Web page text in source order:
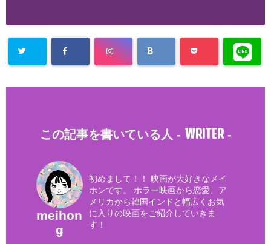
この記事を書いている人 - WRITER-
meihon
g
初めまして！！ 映画が大好きなメイ
ホンです。 ホラー映画から恋愛、ア
メリカから韓国インドと幅広くお気
に入りの映画をご紹介していきま
す！